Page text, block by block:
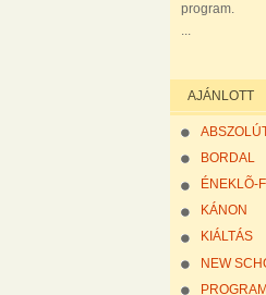
program.
...
AJÁNLOTT
BORDAL
ÉNEKLÕ-
KÁNON
KIÁLTÁS
NEW